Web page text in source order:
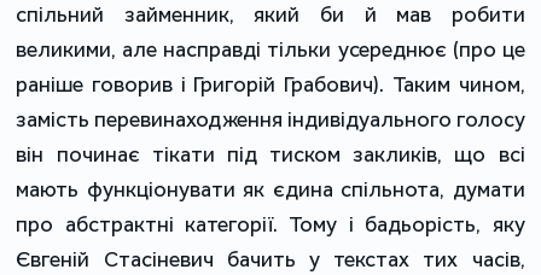
спільний займенник, який би й мав робити
великими, але насправді тільки усереднює (про це
раніше говорив і Григорій Грабович). Таким чином,
замість перевинаходження індивідуального голосу
він починає тікати під тиском закликів, що всі
мають функціонувати як єдина спільнота, думати
про абстрактні категорії. Тому і бадьорість, яку
Євгеній Стасіневич бачить у текстах тих часів,